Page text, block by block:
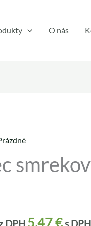
O nás
5,47€